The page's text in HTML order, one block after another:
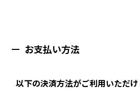
お支払い方法
以下の決済方法がご利用いただけ